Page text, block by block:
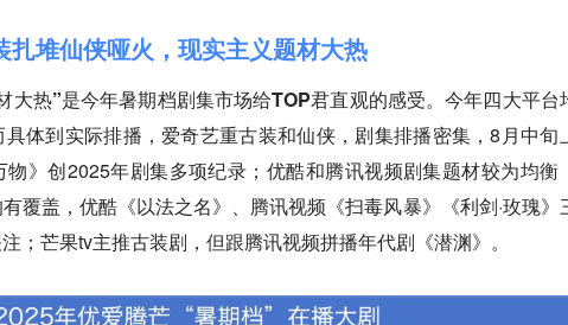
扎堆仙侠哑火，现实主义题材大热
大热”是今年暑期档剧集市场给TOP君直观的感受。今年四大平台
体到实际排播，爱奇艺重古装和仙侠，剧集排播密集，8月中旬
》创2025年剧集多项纪录；优酷和腾讯视频剧集题材较为均衡
覆盖，优酷《以法之名》、腾讯视频《扫毒风暴》《利剑·玫瑰》
；芒果tv主推古装剧，但跟腾讯视频拼播年代剧《潜渊》。